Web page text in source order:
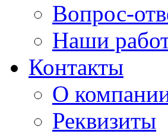
Вопрос-
Наши
Контакты
О
Реквизиты